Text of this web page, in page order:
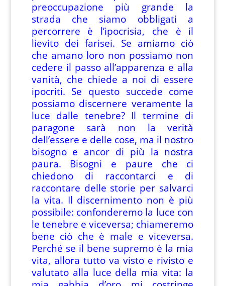
preoccupazione più grande la
strada che siamo obbligati a
percorrere è l’ipocrisia, che è il
lievito dei farisei. Se amiamo ciò
che amano loro non possiamo non
cedere il passo all’apparenza e alla
vanità, che chiede a noi di essere
ipocriti. Se questo succede come
possiamo discernere veramente la
luce dalle tenebre? Il termine di
paragone sarà non la verità
dell’essere e delle cose, ma il nostro
bisogno e ancor di più la nostra
paura. Bisogni e paure che ci
chiedono di raccontarci e di
raccontare delle storie per salvarci
la vita. Il discernimento non è più
possibile: confonderemo la luce con
le tenebre e viceversa; chiameremo
bene ciò che è male e viceversa.
Perché se il bene supremo è la mia
vita, allora tutto va visto e rivisto e
valutato alla luce della mia vita: la